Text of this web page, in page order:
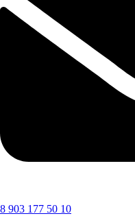
8 903 177 50 10